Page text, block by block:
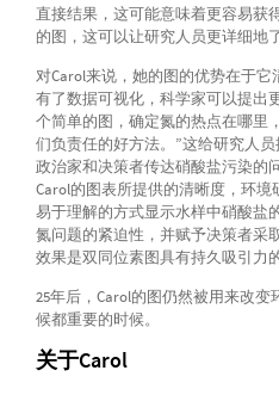
直接结果，这可能意味着更容易获
的图，这可以让研究人员更详细地
对Carol来说，她的图的优势在于它
有了数据可视化，科学家可以提出
个简单的图，确定氮的热点在哪里
们负责任的好方法。”这给研究人
政治家和决策者传达硝酸盐污染的
Carol的图表所提供的清晰度，环
易于理解的方式显示水样中硝酸盐
氮问题的紧迫性，并赋予决策者采
效果是双同位素图具有持久吸引力
25年后，Carol的图仍然被用来改
候都重要的时候。
关于Carol